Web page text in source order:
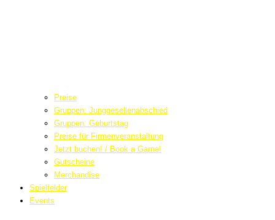
Preise
Gruppen: Junggesellenabschied
Gruppen: Geburtstag
Preise für Firmenveranstaltung
Jetzt buchen! / Book a Game!
Gutscheine
Merchandise
Spielfelder
Events